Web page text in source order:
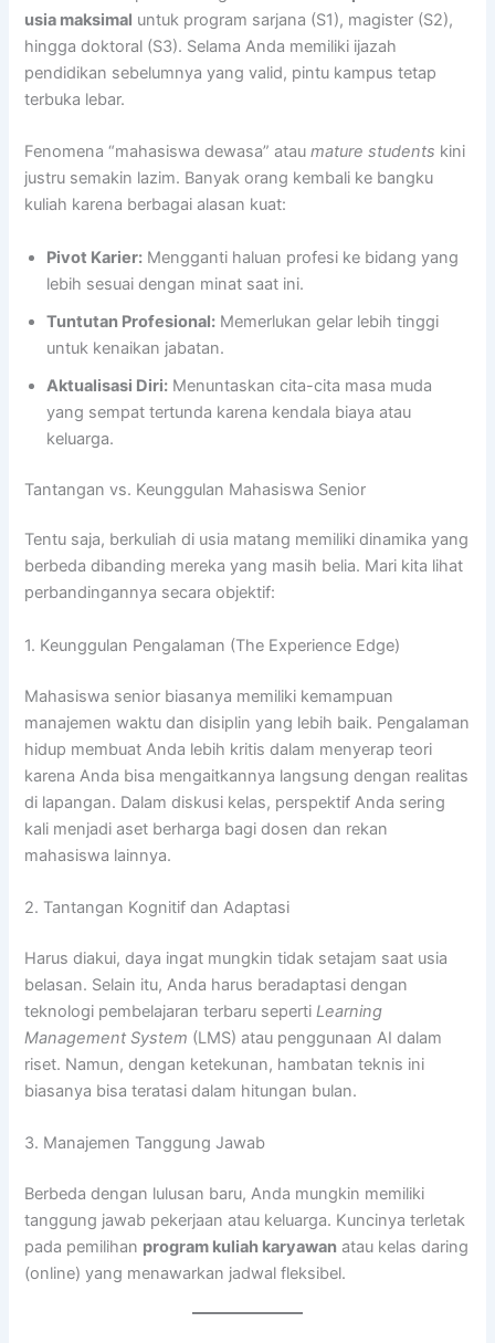
usia maksimal untuk program sarjana (S1), magister (S2),
hingga doktoral (S3). Selama Anda memiliki ijazah
pendidikan sebelumnya yang valid, pintu kampus tetap
terbuka lebar.
Fenomena “mahasiswa dewasa” ataumature students kini
justru semakin lazim. Banyak orang kembali ke bangku
kuliah karena berbagai alasan kuat:
Pivot Karier: Mengganti haluan profesi ke bidang yang
lebih sesuai dengan minat saat ini.
Tuntutan Profesional: Memerlukan gelar lebih tinggi
untuk kenaikan jabatan.
Aktualisasi Diri: Menuntaskan cita-cita masa muda
yang sempat tertunda karena kendala biaya atau
keluarga.
Tantangan vs. Keunggulan Mahasiswa Senior
Tentu saja, berkuliah di usia matang memiliki dinamika yang
berbeda dibanding mereka yang masih belia. Mari kita lihat
perbandingannya secara objektif:
1. Keunggulan Pengalaman (The Experience Edge)
Mahasiswa senior biasanya memiliki kemampuan
manajemen waktu dan disiplin yang lebih baik. Pengalaman
hidup membuat Anda lebih kritis dalam menyerap teori
karena Anda bisa mengaitkannya langsung dengan realitas
di lapangan. Dalam diskusi kelas, perspektif Anda sering
kali menjadi aset berharga bagi dosen dan rekan
mahasiswa lainnya.
2. Tantangan Kognitif dan Adaptasi
Harus diakui, daya ingat mungkin tidak setajam saat usia
belasan. Selain itu, Anda harus beradaptasi dengan
teknologi pembelajaran terbaru sepertiLearning
Management System (LMS) atau penggunaan AI dalam
riset. Namun, dengan ketekunan, hambatan teknis ini
biasanya bisa teratasi dalam hitungan bulan.
3. Manajemen Tanggung Jawab
Berbeda dengan lulusan baru, Anda mungkin memiliki
tanggung jawab pekerjaan atau keluarga. Kuncinya terletak
pada pemilihan program kuliah karyawan atau kelas daring
(online) yang menawarkan jadwal fleksibel.